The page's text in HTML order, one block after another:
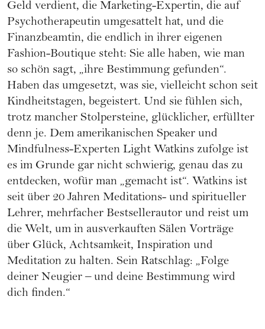
Geld verdient, die Marketing-Expertin, die auf
Psychotherapeutin umgesattelt hat, und die
Finanzbeamtin, die endlich in ihrer eigenen
Fashion-Boutique steht: Sie alle haben, wie man
so schön sagt, „ihre Bestimmung gefunden“.
Haben das umgesetzt, was sie, vielleicht schon seit
Kindheitstagen, begeistert. Und sie fühlen sich,
trotz mancher Stolpersteine, glücklicher, erfüllter
denn je. Dem amerikanischen Speaker und
Mindfulness-Experten Light Watkins zufolge ist
es im Grunde gar nicht schwierig, genau das zu
entdecken, wofür man „gemacht ist“. Watkins ist
seit über 20 Jahren Meditations- und spiritueller
Lehrer, mehrfacher Bestsellerautor und reist um
die Welt, um in ausverkauften Sälen Vorträge
über Glück, Achtsamkeit, Inspiration und
Meditation zu halten. Sein Ratschlag: „Folge
deiner Neugier – und deine Bestimmung wird
dich finden.“